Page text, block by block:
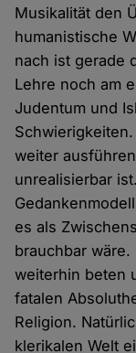
Musikalität den
humanistische
nach ist gerade
Lehre noch am
Judentum und
weiter
unrealisierbar
es als
brauchbar
weiterhin beten
fatalen
Religion.
klerikalen Welt